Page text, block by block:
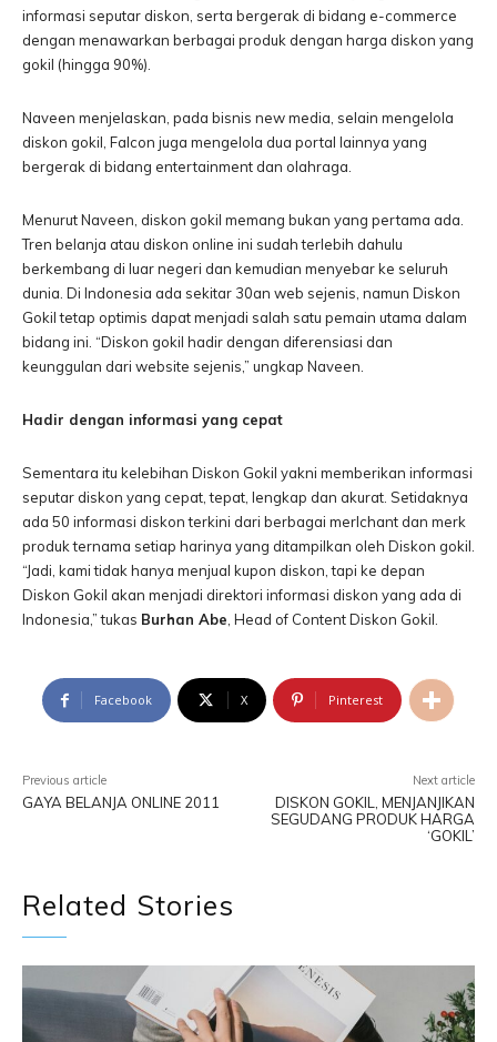
informasi seputar diskon, serta bergerak di bidang e-commerce
dengan menawarkan berbagai produk dengan harga diskon yang
gokil (hingga 90%).
Naveen menjelaskan, pada bisnis new media, selain mengelola
diskon gokil, Falcon juga mengelola dua portal lainnya yang
bergerak di bidang entertainment dan olahraga.
Menurut Naveen, diskon gokil memang bukan yang pertama ada.
Tren belanja atau diskon online ini sudah terlebih dahulu
berkembang di luar negeri dan kemudian menyebar ke seluruh
dunia. Di Indonesia ada sekitar 30an web sejenis, namun Diskon
Gokil tetap optimis dapat menjadi salah satu pemain utama dalam
bidang ini. “Diskon gokil hadir dengan diferensiasi dan
keunggulan dari website sejenis,” ungkap Naveen.
Hadir dengan informasi yang cepat
Sementara itu kelebihan Diskon Gokil yakni memberikan informasi
seputar diskon yang cepat, tepat, lengkap dan akurat. Setidaknya
ada 50 informasi diskon terkini dari berbagai merIchant dan merk
produk ternama setiap harinya yang ditampilkan oleh Diskon gokil.
“Jadi, kami tidak hanya menjual kupon diskon, tapi ke depan
Diskon Gokil akan menjadi direktori informasi diskon yang ada di
Indonesia,” tukas Burhan Abe , Head of Content Diskon Gokil.
Facebook X Pinterest
Previous article
GAYA BELANJA ONLINE 2011
Next article
DISKON GOKIL, MENJANJIKAN
SEGUDANG PRODUK HARGA
‘GOKIL’
Related Stories